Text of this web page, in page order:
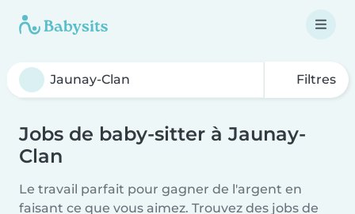
Filtres
Jobs de baby-sitter à Jaunay-
Clan
Le travail parfait pour gagner de l'argent en
faisant ce que vous aimez. Trouvez des jobs de